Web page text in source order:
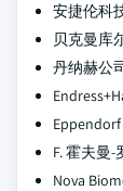
安捷伦科
贝克曼库
丹纳赫公
Eppendorf
F. 霍夫曼-
Nova